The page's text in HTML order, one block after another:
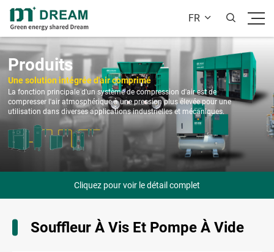
FR  
Produits
Une solution intégrée d'air comprimé
La fonction principale d'un système de compression d'air est de
compresser l'air atmosphérique à une pression plus élevée pour une
utilisation dans diverses applications industrielles et mécaniques.
Cliquez pour voir le détail complet
Souffleur À Vis Et Pompe À Vide